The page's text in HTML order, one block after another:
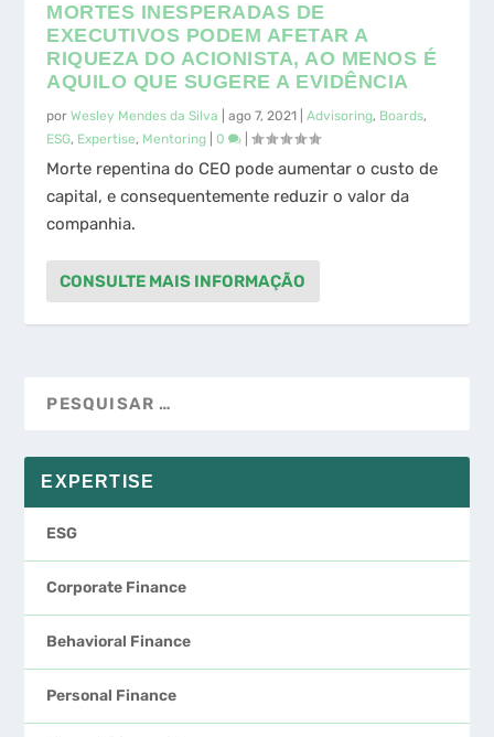
MORTES INESPERADAS DE
EXECUTIVOS PODEM AFETAR A
RIQUEZA DO ACIONISTA, AO MENOS É
AQUILO QUE SUGERE A EVIDÊNCIA
porWesley Mendes da Silva |ago 7, 2021 |Advisoring, Boards,
ESG, Expertise, Mentoring |0 |
Morte repentina do CEO pode aumentar o custo de
capital, e consequentemente reduzir o valor da
companhia.
CONSULTE MAIS INFORMAÇÃO
EXPERTISE
ESG
Corporate Finance
Behavioral Finance
Personal Finance